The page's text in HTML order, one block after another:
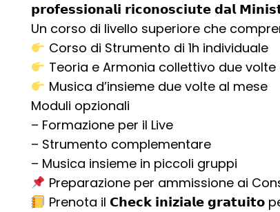
𝗽𝗿𝗼𝗳𝗲𝘀𝘀𝗶𝗼𝗻𝗮𝗹𝗶 𝗿𝗶𝗰𝗼𝗻𝗼𝘀𝗰𝗶𝘂𝘁𝗲 𝗱𝗮𝗹
Un corso di livello superiore che
Corso di Strumento di 1h individuale
Teoria e Armonia collettivo due volte
Musica d’insieme due volte al mese
Moduli opzionali
– Formazione per il Live
– Strumento complementare
– Musica insieme in piccoli gruppi
Preparazione per ammissione ai
Prenota il 𝗖𝗵𝗲𝗰𝗸 𝗶𝗻𝗶𝘇𝗶𝗮𝗹𝗲